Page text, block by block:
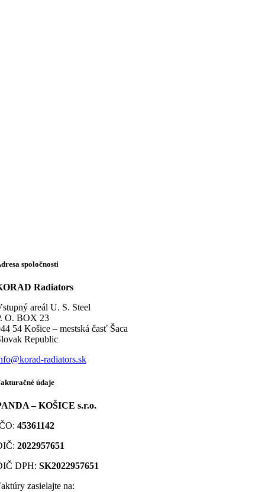
spoločnosti
Radiators
areál U. S. Steel
O. BOX 23
54 Košice – mestská časť Šaca
Republic
radiators.sk
údaje
– KOŠICE s.r.o.
45361142
2022957651
DPH: SK2022957651
zasielajte na: